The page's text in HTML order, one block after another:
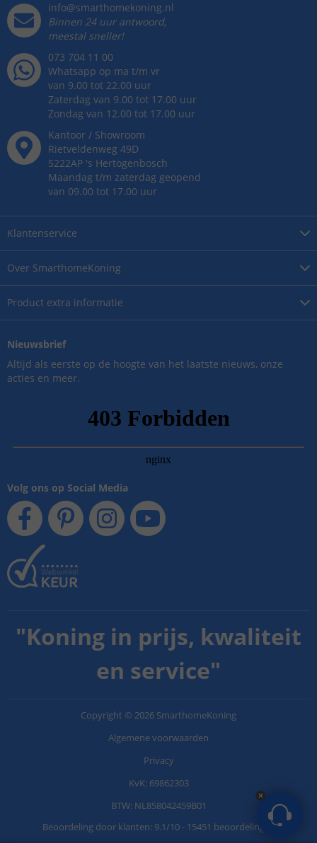
Over SmarthomeKoning
Product extra informatie
Klantenservice
info@smarthomekoning.nl
Binnen 24 uur antwoord,
meestal sneller!
073 704 11 00
Whatsapp op ma t/m vr
van 9.00 tot 22.00 uur
Zaterdag van 9.00 tot 17.00 uur
Zondag van 12.00 tot 17.00 uur
Kantoor / Showroom
Rietveldenweg 49D
5222AP 's Hertogenbosch
Maandag t/m zaterdag geopend
van 09.00 tot 17.00 uur
Nieuwsbrief
Altijd als eerste op de hoogte van het laatste nieuws, onze
acties en meer.
Volg ons op Social Media
"Koning in prijs, kwaliteit
en service"
Copyright © 2026 SmarthomeKoning
Algemene voorwaarden
Privacy
KvK: 69862303
BTW: NL858042459B01
Beoordeling door klanten: 9.1/10- 15451 beoordelingen